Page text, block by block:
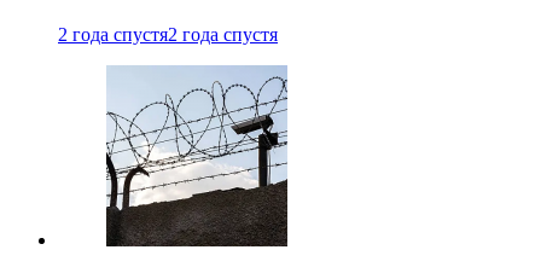
2 года спустя2 года спустя